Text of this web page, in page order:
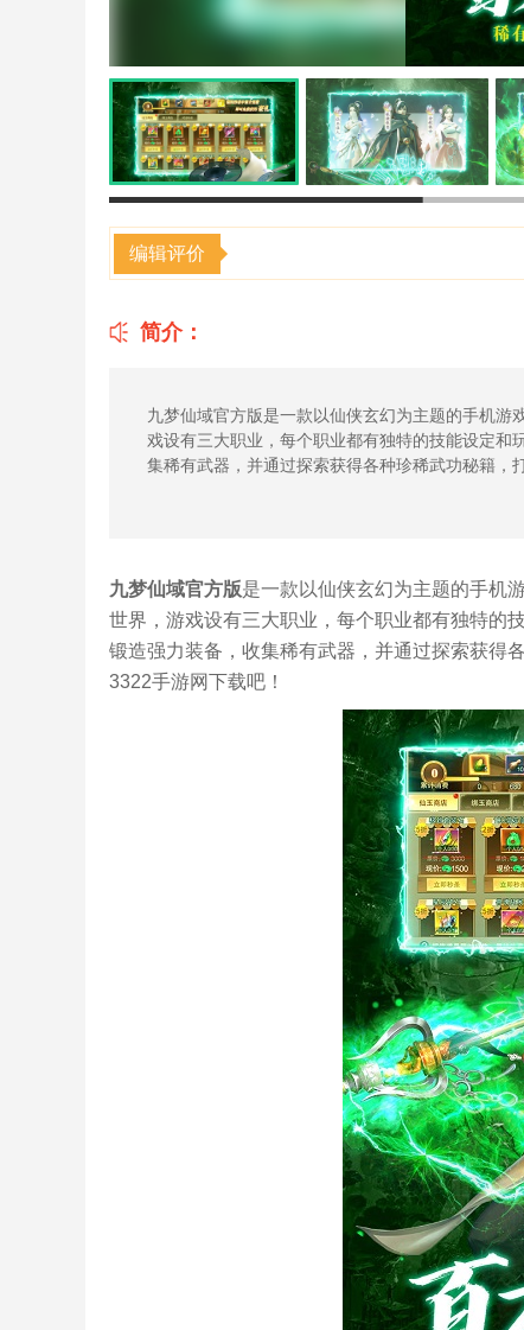
编辑评价
简介：
九梦仙域官方版是一款以仙侠玄幻为主题的手机
戏设有三大职业，每个职业都有独特的技能设定
集稀有武器，并通过探索获得各种珍稀武功秘籍，
九梦仙域官方版是一款以仙侠玄幻为主题的手机
世界，游戏设有三大职业，每个职业都有独特的
锻造强力装备，收集稀有武器，并通过探索获得
3322手游网下载吧！